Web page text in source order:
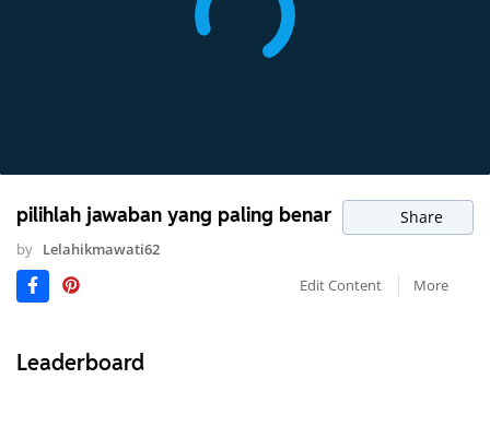
pilihlah jawaban yang paling benar Share
by Lelahikmawati62
Edit Content
More
Leaderboard